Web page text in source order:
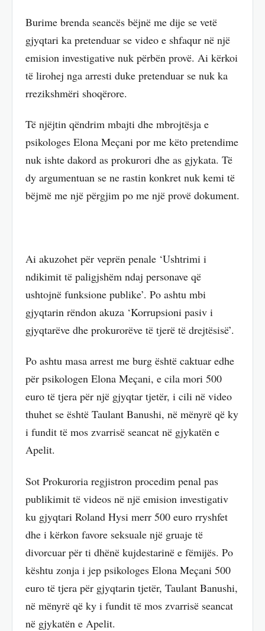
Burime brenda seancës bëjnë me dije se vetë
gjyqtari ka pretenduar se video e shfaqur në një
emision investigative nuk përbën provë. Ai kërkoi
të lirohej nga arresti duke pretenduar se nuk ka
rrezikshmëri shoqërore.
Të njëjtin qëndrim mbajti dhe mbrojtësja e
psikologes Elona Meçani por me këto pretendime
nuk ishte dakord as prokurori dhe as gjykata. Të
dy argumentuan se ne rastin konkret nuk kemi të
bëjmë me një përgjim po me një provë dokument.
Ai akuzohet për veprën penale ‘Ushtrimi i
ndikimit të paligjshëm ndaj personave që
ushtojnë funksione publike’. Po ashtu mbi
gjyqtarin rëndon akuza ‘Korrupsioni pasiv i
gjyqtarëve dhe prokurorëve të tjerë të drejtësisë’.
Po ashtu masa arrest me burg është caktuar edhe
për psikologen Elona Meçani, e cila mori 500
euro të tjera për një gjyqtar tjetër, i cili në video
thuhet se është Taulant Banushi, në mënyrë që ky
i fundit të mos zvarrisë seancat në gjykatën e
Apelit.
Sot Prokuroria regjistron procedim penal pas
publikimit të videos në një emision investigativ
ku gjyqtari Roland Hysi merr 500 euro rryshfet
dhe i kërkon favore seksuale një gruaje të
divorcuar për ti dhënë kujdestarinë e fëmijës. Po
kështu zonja i jep psikologes Elona Meçani 500
euro të tjera për gjyqtarin tjetër, Taulant Banushi,
në mënyrë që ky i fundit të mos zvarrisë seancat
në gjykatën e Apelit.